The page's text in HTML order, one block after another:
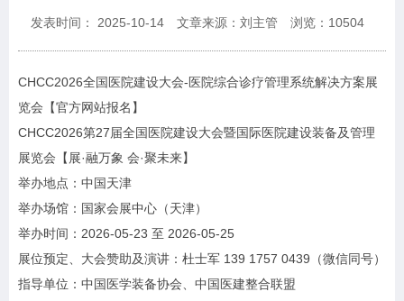
发表时间： 2025-10-14 文章来源：刘主管 浏览： 10504
CHCC2026全国医院建设大会-医院综合诊疗管理系统解决方案展
览会【官方网站报名】
CHCC2026第27届全国医院建设大会暨国际医院建设装备及管理
展览会【展·融万象 会·聚未来】
举办地点：中国天津
举办场馆：国家会展中心（天津）
举办时间：2026-05-23 至 2026-05-25
展位预定、大会赞助及演讲：杜士军 139 1757 0439（微信同号）
指导单位：中国医学装备协会、中国医建整合联盟